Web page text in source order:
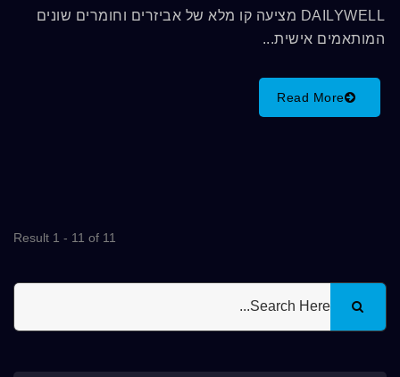
DAILYWELL מציעה קו מלא של אביזרים וחומרים שונים
המותאמים אישית...
Read More
Result 1 - 11 of 11